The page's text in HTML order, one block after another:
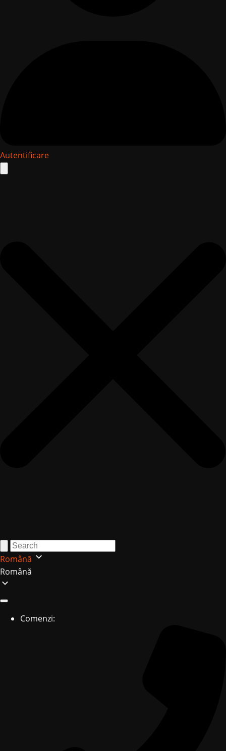
Autentificare
Română
Română
Comenzi: